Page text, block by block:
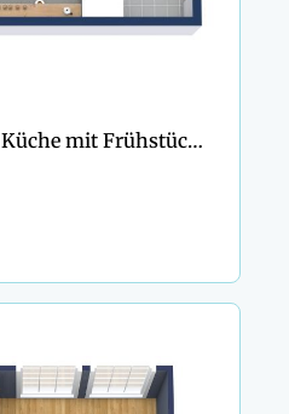
Grundriss für eine Küche mit Frühstücksecke